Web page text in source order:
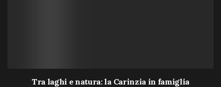
Tra laghi e natura: la Carinzia in famiglia